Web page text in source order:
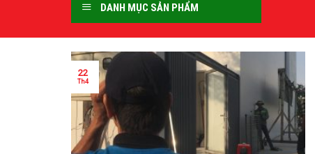
DANH MỤC SẢN PHẨM
22
Th4